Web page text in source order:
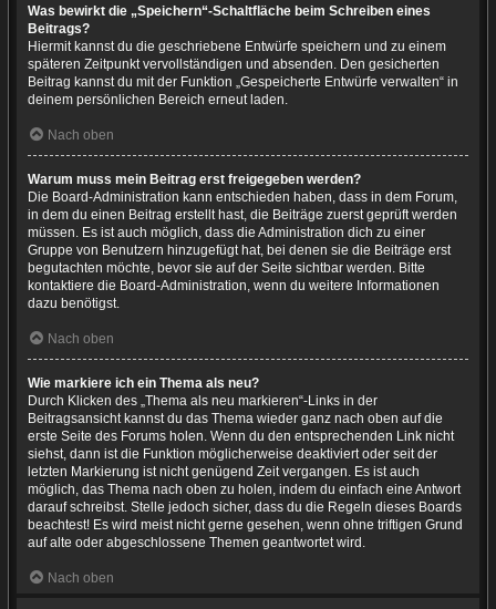
Was bewirkt die „Speichern“-Schaltfläche beim Schreiben eines
Beitrags?
Hiermit kannst du die geschriebene Entwürfe speichern und zu einem
späteren Zeitpunkt vervollständigen und absenden. Den gesicherten
Beitrag kannst du mit der Funktion „Gespeicherte Entwürfe verwalten“ in
deinem persönlichen Bereich erneut laden.
Nach oben
Warum muss mein Beitrag erst freigegeben werden?
Die Board-Administration kann entschieden haben, dass in dem Forum,
in dem du einen Beitrag erstellt hast, die Beiträge zuerst geprüft werden
müssen. Es ist auch möglich, dass die Administration dich zu einer
Gruppe von Benutzern hinzugefügt hat, bei denen sie die Beiträge erst
begutachten möchte, bevor sie auf der Seite sichtbar werden. Bitte
kontaktiere die Board-Administration, wenn du weitere Informationen
dazu benötigst.
Nach oben
Wie markiere ich ein Thema als neu?
Durch Klicken des „Thema als neu markieren“-Links in der
Beitragsansicht kannst du das Thema wieder ganz nach oben auf die
erste Seite des Forums holen. Wenn du den entsprechenden Link nicht
siehst, dann ist die Funktion möglicherweise deaktiviert oder seit der
letzten Markierung ist nicht genügend Zeit vergangen. Es ist auch
möglich, das Thema nach oben zu holen, indem du einfach eine Antwort
darauf schreibst. Stelle jedoch sicher, dass du die Regeln dieses Boards
beachtest! Es wird meist nicht gerne gesehen, wenn ohne triftigen Grund
auf alte oder abgeschlossene Themen geantwortet wird.
Nach oben